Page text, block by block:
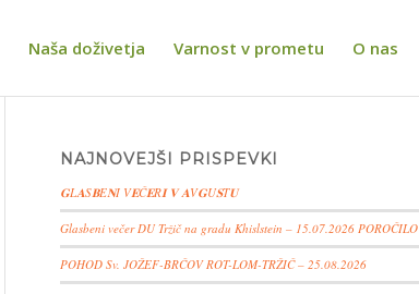
Naša doživetja Varnost v prometu O nas
NAJNOVEJŠI PRISPEVKI
𝐆L𝐀S𝐁E𝐍I V𝐄Č𝐄R𝐈 𝐕 𝐀V𝐆U𝐒T𝐔
Glasbeni večer DU Tržič na gradu Khislstein – 15.07.2026 POROČILO
POHOD Sv. JOŽEF-BRČOV ROT-LOM-TRŽIČ – 25.08.2026